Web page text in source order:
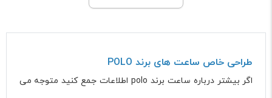
طراحی خاص ساعت های برند POLO
اگر بیشتر درباره ساعت برند polo اطلاعات جمع کنید متوجه می